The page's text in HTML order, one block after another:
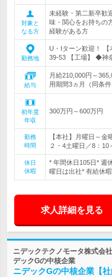
対象と
なる方
未経験・第二新卒歓
味・関心をお持ちの
経験がある方
勤務地
U・Iターン歓迎！
39-53 【工場】 ◆神
給与
月給210,000円～
用期間3ヵ月（同条件
初年度
年収
300万円～600万円
勤務
時間
【本社】月曜日～
２・4土曜日／8：10
休日
休暇
* 年間休日105日*
曜日は出社* 有給休
求人詳細を見る
ニデックテクノモータ株式会
デックGの中核企業
ニデックGの中核企業【